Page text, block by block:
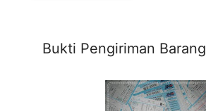
Bukti Pengiriman Barang